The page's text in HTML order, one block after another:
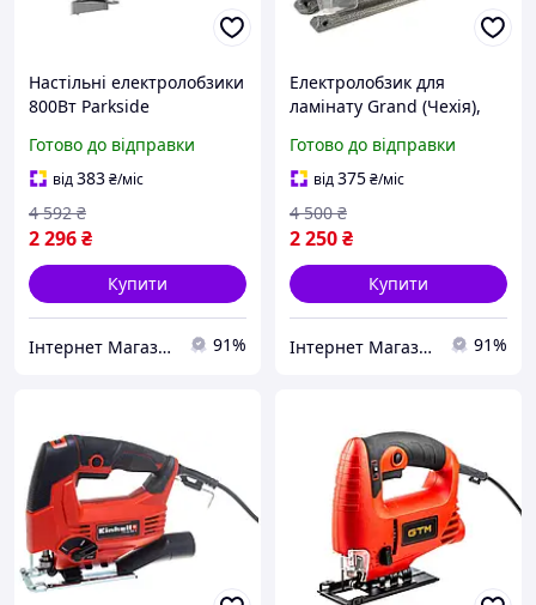
Настільні електролобзики
800Вт Parkside
дому, Потужний електро
лобзик, Стаціонарний
лобзик, MTS
Готово до відправки
від383₴/міс
2 296₴
4 592 ₴
Купити
Інтернет Магазин "StepShop" 91%
Електролобзик для
ламінату Grand (Чехія),
дереву плитці,
Електролобзик по дереву,
MTS
Готово до відправки
від375₴/міс
2 250₴
4 500 ₴
Купити
Інтернет Магазин "StepShop" 91%